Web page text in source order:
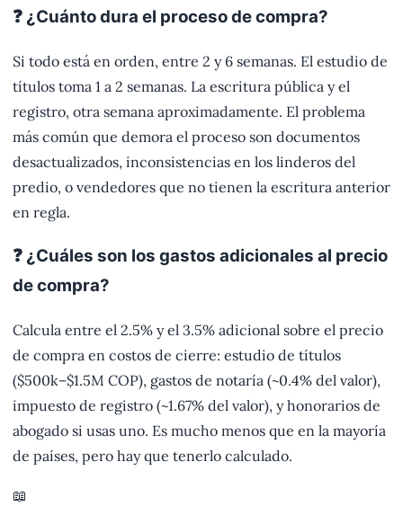
❓ ¿Cuánto dura el proceso de compra?
Si todo está en orden, entre 2 y 6 semanas. El estudio de
títulos toma 1 a 2 semanas. La escritura pública y el
registro, otra semana aproximadamente. El problema
más común que demora el proceso son documentos
desactualizados, inconsistencias en los linderos del
predio, o vendedores que no tienen la escritura anterior
en regla.
❓ ¿Cuáles son los gastos adicionales al precio
de compra?
Calcula entre el 2.5% y el 3.5% adicional sobre el precio
de compra en costos de cierre: estudio de títulos
($500k–$1.5M COP), gastos de notaría (~0.4% del valor),
impuesto de registro (~1.67% del valor), y honorarios de
abogado si usas uno. Es mucho menos que en la mayoría
de países, pero hay que tenerlo calculado.
📖